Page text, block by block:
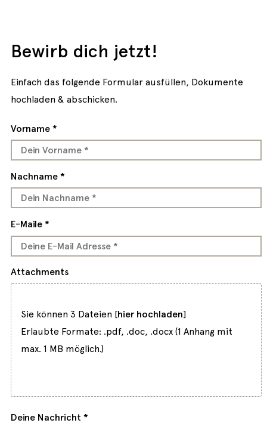
Bewirb dich jetzt!
Einfach das folgende Formular ausfüllen, Dokumente
hochladen & abschicken.
Vorname *
Nachname *
E-Maile *
Attachments
Sie können 3 Dateien [hier hochladen]
Erlaubte Formate: .pdf, .doc, .docx (1 Anhang mit
max. 1 MB möglich.)
Deine Nachricht *